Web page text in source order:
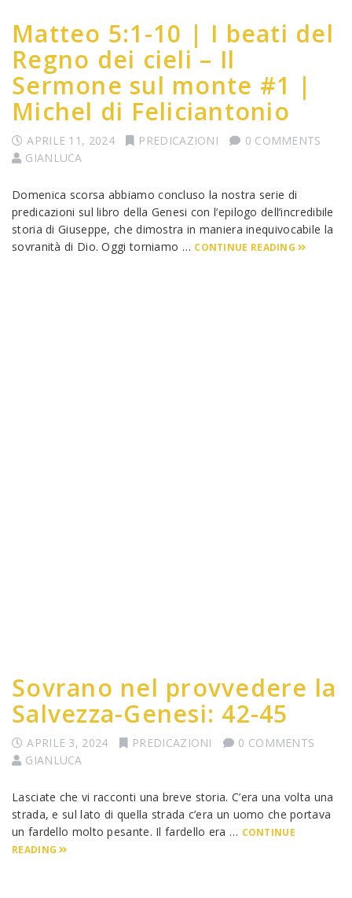
Matteo 5:1-10 | I beati del
Regno dei cieli – Il
Sermone sul monte #1 |
Michel di Feliciantonio
APRILE 11, 2024 PREDICAZIONI
0 COMMENTS
GIANLUCA
Domenica scorsa abbiamo concluso la nostra serie di
predicazioni sul libro della Genesi con l’epilogo dell’incredibile
storia di Giuseppe, che dimostra in maniera inequivocabile la
sovranità di Dio. Oggi torniamo … CONTINUE READING
Sovrano nel provvedere la
Salvezza-Genesi: 42-45
APRILE 3, 2024 PREDICAZIONI
0 COMMENTS
GIANLUCA
Lasciate che vi racconti una breve storia. C’era una volta una
strada, e sul lato di quella strada c’era un uomo che portava
un fardello molto pesante. Il fardello era … CONTINUE
READING